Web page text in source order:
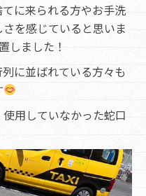
に来られる方やお手洗
を感じていると思いま
しました！
に並ばれている方々も
用していなかった蛇口